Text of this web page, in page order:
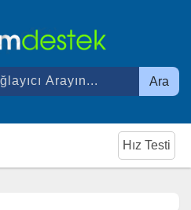
Ara
Hız Testi